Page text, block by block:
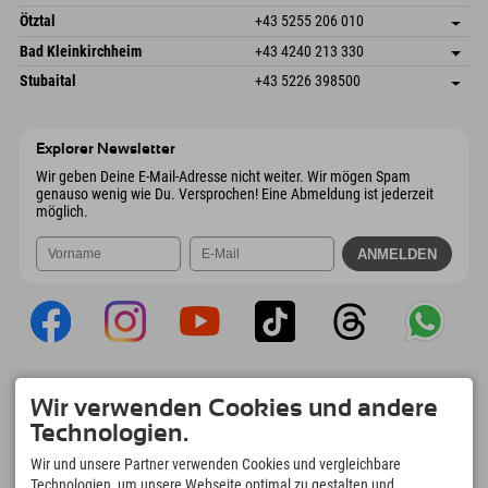
Österreich
Buchen
Freizeitpark 10
Österreich
Adresse speichern
Buchen
Ötztal +43 5255 206 010
Gscheat 14
6441 Umhausen
Österreich
Adresse speichern
Anreiseinfos
Buchen
Bad Kleinkirchheim +43 4240 213 330
Dorfstraße 24
Adresse speichern
Stubaital +43 5226 398500
Explorer Newsletter
Wir geben Deine E-Mail-Adresse nicht weiter. Wir mögen Spam
genauso wenig wie Du. Versprochen! Eine Abmeldung ist jederzeit
möglich.
Upload Deiner #ExplorerMoments, Mein
Explorer To Go mit Buchungsübersicht,
Bucketlist, Restaurantübersicht uvm. Jetzt
downloaden!
Wir verwenden Cookies und andere
Technologien.
Wir und unsere Partner verwenden Cookies und vergleichbare